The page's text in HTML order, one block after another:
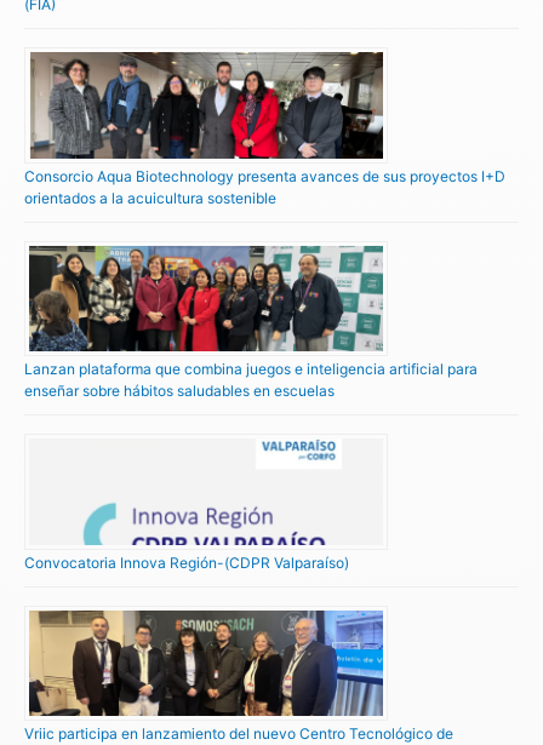
(FIA)
Consorcio Aqua Biotechnology presenta avances de sus proyectos I+D
orientados a la acuicultura sostenible
Lanzan plataforma que combina juegos e inteligencia artificial para
enseñar sobre hábitos saludables en escuelas
Convocatoria Innova Región-(CDPR Valparaíso)
Vriic participa en lanzamiento del nuevo Centro Tecnológico de